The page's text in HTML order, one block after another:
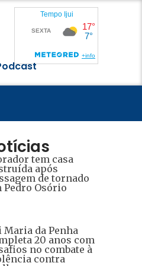
tem casa
após
de tornado
Pedro Osório
Maria da Penha
20 anos com
no combate à
contra